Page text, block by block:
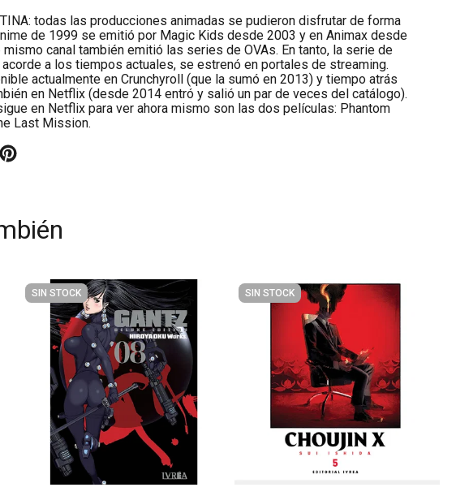
todas las producciones animadas se pudieron disfrutar de forma
de 1999 se emitió por Magic Kids desde 2003 y en Animax desde
mismo canal también emitió las series de OVAs. En tanto, la serie de
a los tiempos actuales, se estrenó en portales de streaming.
actualmente en Crunchyroll (que la sumó en 2013) y tiempo atrás
en Netflix (desde 2014 entró y salió un par de veces del catálogo).
en Netflix para ver ahora mismo son las dos películas: Phantom
Last Mission.
SIN STOCK SIN STOCK